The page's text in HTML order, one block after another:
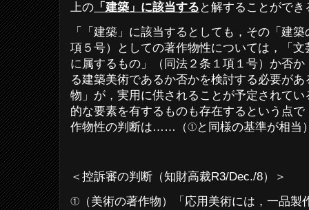
上の 「建築」に該当する と解することができ
「「建築」に該当するとしても，その「建
項５号）としての著作物性については，「
に属するもの」（同法２条１項１号）か否
る建築美術であるか否かを検討する必要が
物」が，実用に供されることが予定されて
的な要素を有するものも存在するという点
作物性の判断は……（①と同様の基準が相当
＜控訴審の判断（知財高裁R3/Dec./8）＞
①（美術の著作物）「応用美術には，一品製